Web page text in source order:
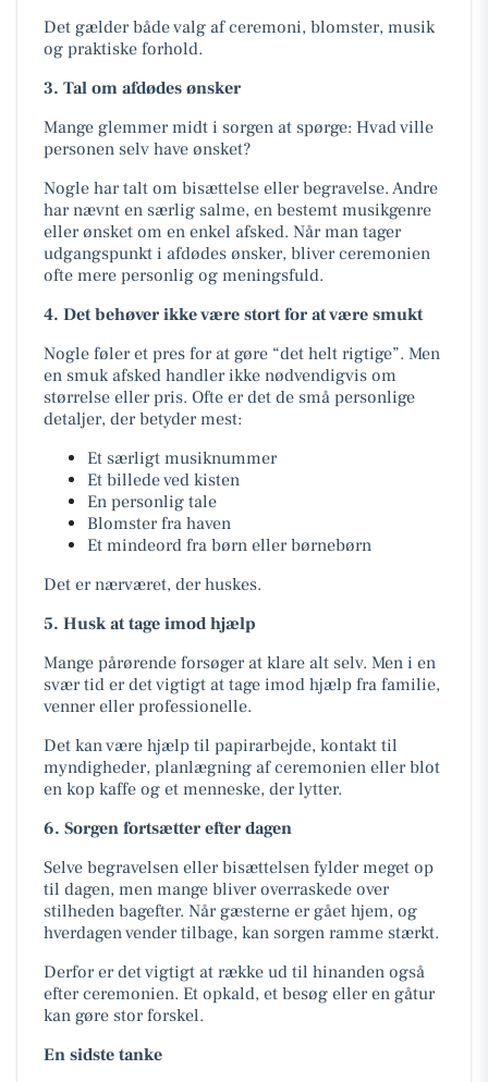
Det gælder både valg af ceremoni, blomster, musik
og praktiske forhold.
3. Tal om afdødes ønsker
Mange glemmer midt i sorgen at spørge: Hvad ville
personen selv have ønsket?
Nogle har talt om bisættelse eller begravelse. Andre
har nævnt en særlig salme, en bestemt musikgenre
eller ønsket om en enkel afsked. Når man tager
udgangspunkt i afdødes ønsker, bliver ceremonien
ofte mere personlig og meningsfuld.
4. Det behøver ikke være stort for at være smukt
Nogle føler et pres for at gøre “det helt rigtige”. Men
en smuk afsked handler ikke nødvendigvis om
størrelse eller pris. Ofte er det de små personlige
detaljer, der betyder mest:
Et særligt musiknummer
Et billede ved kisten
En personlig tale
Blomster fra haven
Et mindeord fra børn eller børnebørn
Det er nærværet, der huskes.
5. Husk at tage imod hjælp
Mange pårørende forsøger at klare alt selv. Men i en
svær tid er det vigtigt at tage imod hjælp fra familie,
venner eller professionelle.
Det kan være hjælp til papirarbejde, kontakt til
myndigheder, planlægning af ceremonien eller blot
en kop kaffe og et menneske, der lytter.
6. Sorgen fortsætter efter dagen
Selve begravelsen eller bisættelsen fylder meget op
til dagen, men mange bliver overraskede over
stilheden bagefter. Når gæsterne er gået hjem, og
hverdagen vender tilbage, kan sorgen ramme stærkt.
Derfor er det vigtigt at række ud til hinanden også
efter ceremonien. Et opkald, et besøg eller en gåtur
kan gøre stor forskel.
En sidste tanke